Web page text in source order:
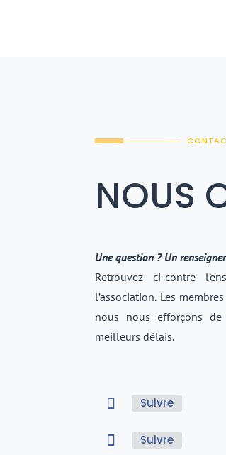
NOUS
Une question ? Un
Retrouvez ci-contre
l’association. Les
nous nous efforçons
meilleurs délais.
Suivre
Suivre